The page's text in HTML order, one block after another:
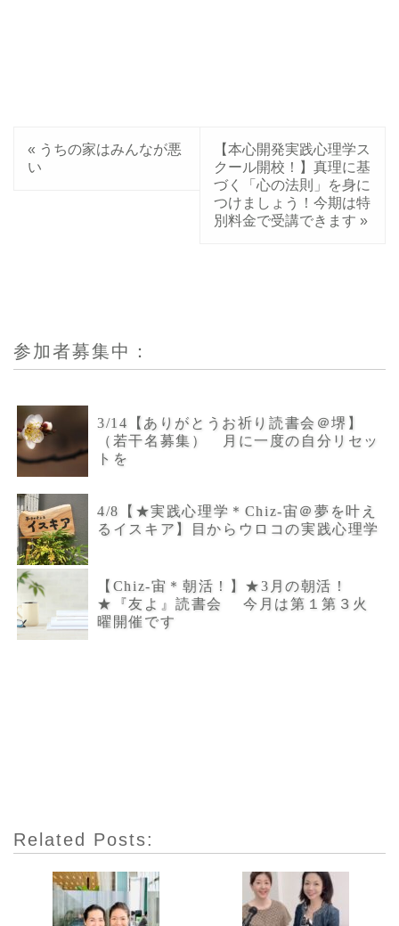
« うちの家はみんなが悪
い
【本心開発実践心理学ス
クール開校！】真理に基
づく「心の法則」を身に
つけましょう！今期は特
別料金で受講できます »
参加者募集中：
3/14【ありがとうお祈り読書会＠堺】
（若干名募集） 月に一度の自分リセッ
トを
4/8【★実践心理学＊Chiz-宙＠夢を叶え
るイスキア】目からウロコの実践心理学
【Chiz-宙＊朝活！】★3月の朝活！
★『友よ』読書会 今月は第１第３火
曜開催です
Related Posts: